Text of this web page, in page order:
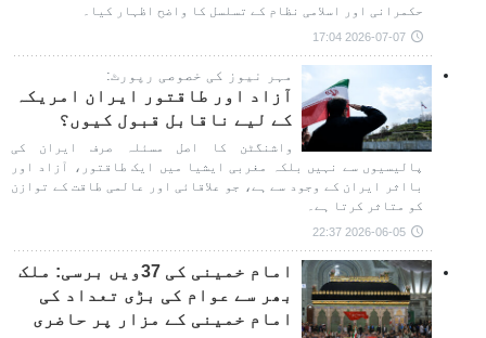
حکمرانی اور اسلامی نظام کے تسلسل کا واضح اظہار کیا۔
2026-07-07 17:04
مہر نیوز کی خصوصی رپورٹ:
آزاد اور طاقتور ایران امریکہ
کے لیے ناقابل قبول کیوں؟
واشنگٹن کا اصل مسئلہ صرف ایران کی
پالیسیوں سے نہیں بلکہ مغربی ایشیا میں ایک طاقتور، آزاد اور
بااثر ایران کے وجود سے ہے، جو علاقائی اور عالمی طاقت کے توازن
کو متاثر کرتا ہے۔
2026-06-05 22:37
امام خمینی کی 37ویں برسی: ملک
بھر سے عوام کی بڑی تعداد کی
امام خمینی کے مزار پر حاضری